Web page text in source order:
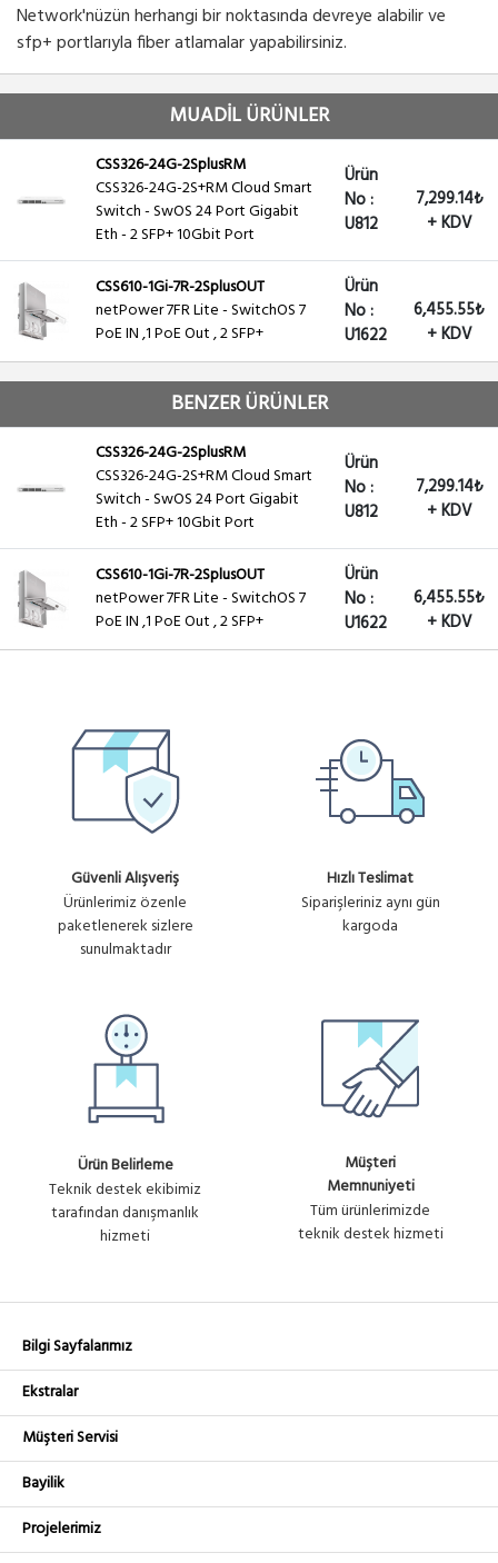
Network'nüzün herhangi bir noktasında devreye alabilir ve
sfp+ portlarıyla fiber atlamalar yapabilirsiniz.
MUADİL ÜRÜNLER
CSS326-24G-2SplusRM
CSS326-24G-2S+RM Cloud Smart
Switch - SwOS 24 Port Gigabit
Eth - 2 SFP+ 10Gbit Port
Ürün
No :
U812
7,299.14₺
+ KDV
CSS610-1Gi-7R-2SplusOUT
netPower 7FR Lite - SwitchOS 7
PoE IN ,1 PoE Out , 2 SFP+
Ürün
No :
U1622
6,455.55₺
+ KDV
BENZER ÜRÜNLER
CSS326-24G-2SplusRM
CSS326-24G-2S+RM Cloud Smart
Switch - SwOS 24 Port Gigabit
Eth - 2 SFP+ 10Gbit Port
Ürün
No :
U812
7,299.14₺
+ KDV
CSS610-1Gi-7R-2SplusOUT
netPower 7FR Lite - SwitchOS 7
PoE IN ,1 PoE Out , 2 SFP+
Ürün
No :
U1622
6,455.55₺
+ KDV
Güvenli Alışveriş
Ürünlerimiz özenle
paketlenerek sizlere
sunulmaktadır
Hızlı Teslimat
Siparişleriniz aynı gün
kargoda
Ürün Belirleme
Teknik destek ekibimiz
tarafından danışmanlık
hizmeti
Müşteri
Memnuniyeti
Tüm ürünlerimizde
teknik destek hizmeti
Bilgi Sayfalarımız
Ekstralar
Müşteri Servisi
Bayilik
Projelerimiz